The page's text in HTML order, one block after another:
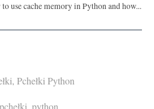
use cache memory in Python and how...
, Pchełki Python